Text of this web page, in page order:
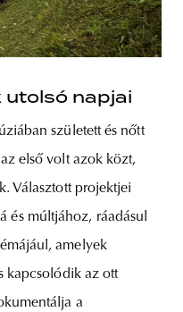
utolsó napjai
született és nőtt
első volt azok közt,
Választott projektjei
és múltjához, ráadásul
amelyek
kapcsolódik az ott
a